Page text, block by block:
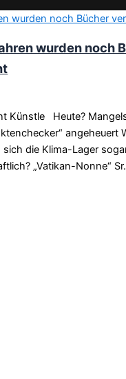
wurden noch
Künstle Heute?
angeheuert
sich die Klima-Lager
„Vatikan-Nonne“